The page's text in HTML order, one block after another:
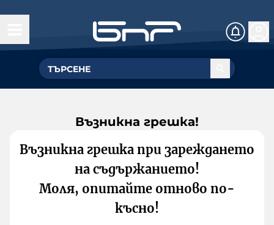
Възникна грешка!
Възникна грешка при зареждането
на съдържанието!
Моля, опитайте отново по-
късно!